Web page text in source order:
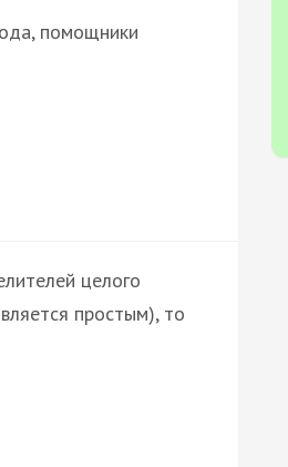
помощники
целого
простым), то